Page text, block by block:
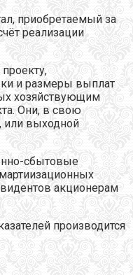
приобретаемый за
реализации
и размеры выплат
хозяйствующим
Они, в свою
или выходной
сбытовые
акционерам
производится